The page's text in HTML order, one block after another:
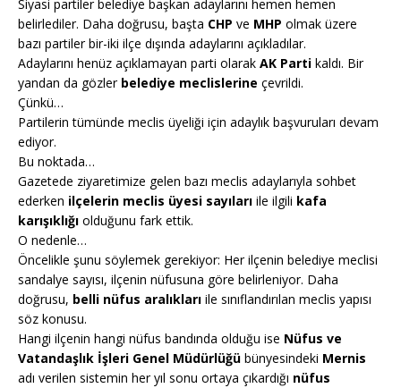
Siyasi partiler belediye başkan adaylarını hemen hemen
belirlediler. Daha doğrusu, başta CHP ve MHP olmak üzere
bazı partiler bir-iki ilçe dışında adaylarını açıkladılar.
Adaylarını henüz açıklamayan parti olarak AK Parti kaldı. Bir
yandan da gözler belediye meclislerine çevrildi.
Çünkü…
Partilerin tümünde meclis üyeliği için adaylık başvuruları devam
ediyor.
Bu noktada…
Gazetede ziyaretimize gelen bazı meclis adaylarıyla sohbet
ederken ilçelerin meclis üyesi sayıları ile ilgili kafa
karışıklığı olduğunu fark ettik.
O nedenle…
Öncelikle şunu söylemek gerekiyor: Her ilçenin belediye meclisi
sandalye sayısı, ilçenin nüfusuna göre belirleniyor. Daha
doğrusu, belli nüfus aralıkları ile sınıflandırılan meclis yapısı
söz konusu.
Hangi ilçenin hangi nüfus bandında olduğu ise Nüfus ve
Vatandaşlık İşleri Genel Müdürlüğü bünyesindeki Mernis
adı verilen sistemin her yıl sonu ortaya çıkardığı nüfus